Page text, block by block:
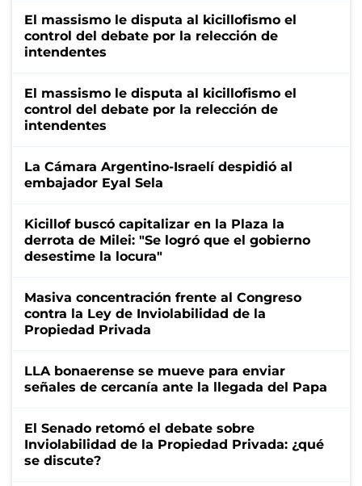
El massismo le disputa al kicillofismo el
control del debate por la relección de
intendentes
El massismo le disputa al kicillofismo el
control del debate por la relección de
intendentes
La Cámara Argentino-Israelí despidió al
embajador Eyal Sela
Kicillof buscó capitalizar en la Plaza la
derrota de Milei: "Se logró que el gobierno
desestime la locura"
Masiva concentración frente al Congreso
contra la Ley de Inviolabilidad de la
Propiedad Privada
LLA bonaerense se mueve para enviar
señales de cercanía ante la llegada del Papa
El Senado retomó el debate sobre
Inviolabilidad de la Propiedad Privada: ¿qué
se discute?